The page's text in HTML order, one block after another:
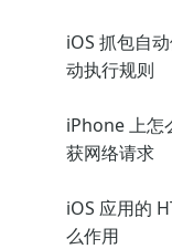
iOS 抓包自
动执行规则
iPhone 上怎
获网络请求
iOS 应用的
么作用